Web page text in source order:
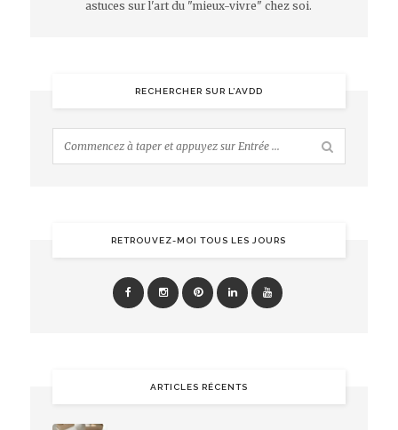
astuces sur l'art du "mieux-vivre" chez soi.
RECHERCHER SUR L’AVDD
RETROUVEZ-MOI TOUS LES JOURS
ARTICLES RÉCENTS